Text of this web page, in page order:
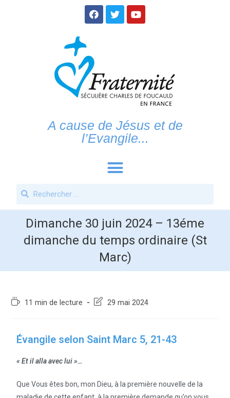
A cause de Jésus et de
l’Evangile...
Dimanche 30 juin 2024 – 13éme
dimanche du temps ordinaire (St
Marc)
11 min de lecture 29 mai 2024
Évangile selon Saint Marc 5, 21-43
« Et il alla avec lui »…
Que Vous êtes bon, mon Dieu, à la première nouvelle de la